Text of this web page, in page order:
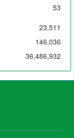
53
23,511
146,036
36,486,932